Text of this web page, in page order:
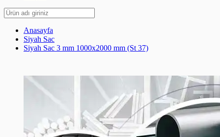
Anasayfa
Siyah Sac
Siyah Sac 3 mm 1000x2000 mm (St 37)